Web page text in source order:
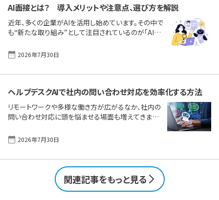
す。 なお、本記事はまず、2025年度制度の公募終了が
迫るなかでの「駆け込み版」として情報を整理しまし
た。一部に2026年にまたがって公募スケジュールが
設定されている制度もあります。2026年1月から2月
を [&hellip;]
AI面接とは？ 導入メリットや注意点、選び方を解説
近年、多くの企業がAIを活用し始めています。その中で
も“新たな取り組み”として注目されているのが「AI面
減し、公平な評価が可能になるとされています。一方
で、いくつかの課題もあります。 本記事では、AI面接の
業の方は、ぜひ最後までご覧ください。 この1ページで
メリット、選定ポイント｜おすすめ製品をタイプ別に比
較 AI面接とは？AI面接のメリットAI面接の注意点AI面
2026年7月30日
ヘルプデスクAIで社内の問い合わせ対応を効率化する方法
リモートワークや多様な働き方が広がるなか、社内の
問い合わせ対応に頭を悩ませる場面も増えてきまし
じ内容の問い合わせが繰り返される」「ナレッジがうま
く共有できていない」など、こんな課題を感じている方
のがAIヘルプデスクの活用です。AIが24時間体制で問
い合わせに即対応し、ナレッジの一元化や属人化の防
止にもつながります。 この記事では、AIヘルプデスク
の仕組みや導入メリット、現場で実感できる変化を紹
2026年7月30日
関連記事をもっと見る